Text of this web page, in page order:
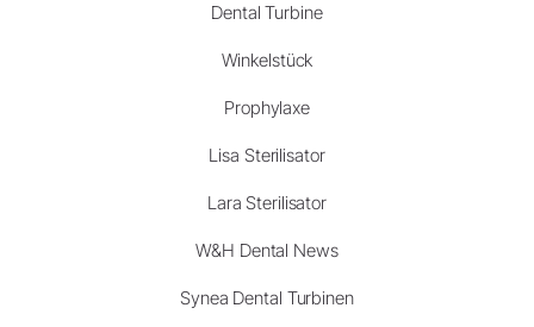
Dental Turbine
Winkelstück
Prophylaxe
Lisa Sterilisator
Lara Sterilisator
W&H Dental News
Synea Dental Turbinen